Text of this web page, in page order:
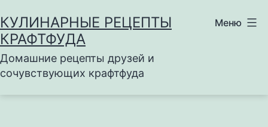
к
содержимому
КУЛИНАРНЫЕ РЕЦЕПТЫ
КРАФТФУДА
Домашние рецепты друзей и
сочувствующих крафтфуда
Меню